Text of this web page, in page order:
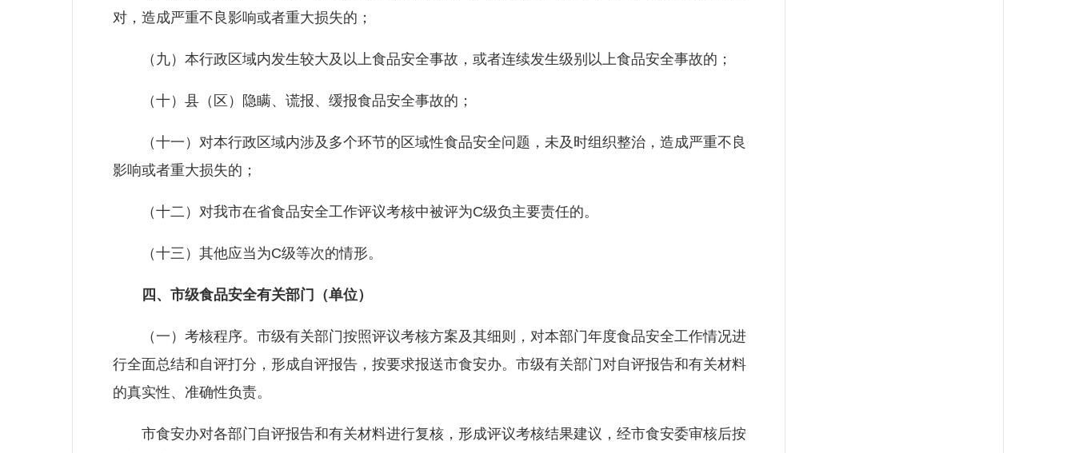
对，造成严重不良影响或者重大损失的；
（九）本行政区域内发生较大及以上食品安全事故，或者连续发生级别以上食品安全事故的；
（十）县（区）隐瞒、谎报、缓报食品安全事故的；
（十一）对本行政区域内涉及多个环节的区域性食品安全问题，未及时组织整治，造成严重不良
影响或者重大损失的；
（十二）对我市在省食品安全工作评议考核中被评为C级负主要责任的。
（十三）其他应当为C级等次的情形。
四、市级食品安全有关部门（单位）
（一）考核程序。市级有关部门按照评议考核方案及其细则，对本部门年度食品安全工作情况进
行全面总结和自评打分，形成自评报告，按要求报送市食安办。市级有关部门对自评报告和有关材料
的真实性、准确性负责。
市食安办对各部门自评报告和有关材料进行复核，形成评议考核结果建议，经市食安委审核后按